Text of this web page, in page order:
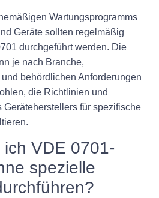
Wartungsprogramms
Geräte sollten regelmäßig
durchgeführt werden. Die
je nach Branche,
behördlichen Anforderungen
die Richtlinien und
Geräteherstellers für spezifische
VDE 0701-
spezielle